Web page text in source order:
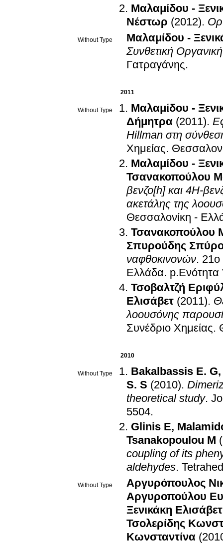
Μαλαμίδου -
Νέστωρ (2012).
Without Type
Μαλαμίδου -
Συνθετική
Γατραγάνης.
2011
Without Type
Μαλαμίδου -
Δήμητρα (2011).
Hillman στη
Χημείας.
Μαλαμίδου -
Τσανακοπούλου
βενζο[h] και 4Η-
ακετάλης της
Θεσσαλονίκη -
Τσανακοπούλου
Σπυρούδης
ναφθοκινονών. 21ο
Ελλάδα. p.Ενότητα
Τσοβαλτζή
Ελισάβετ (2011).
λοουσόνης
Συνέδριο Χημείας.
2010
Without Type Bakalbassis E. G
S. S (2010).
theoretical study.
5504.
Glinis E,
Tsanakopoulou M
coupling of its
aldehydes.
Without Type
Αργυρόπουλος
Αργυροπούλου
Ξενικάκη Ελισάβετ
Τσολερίδης
Κωνσταντίνα